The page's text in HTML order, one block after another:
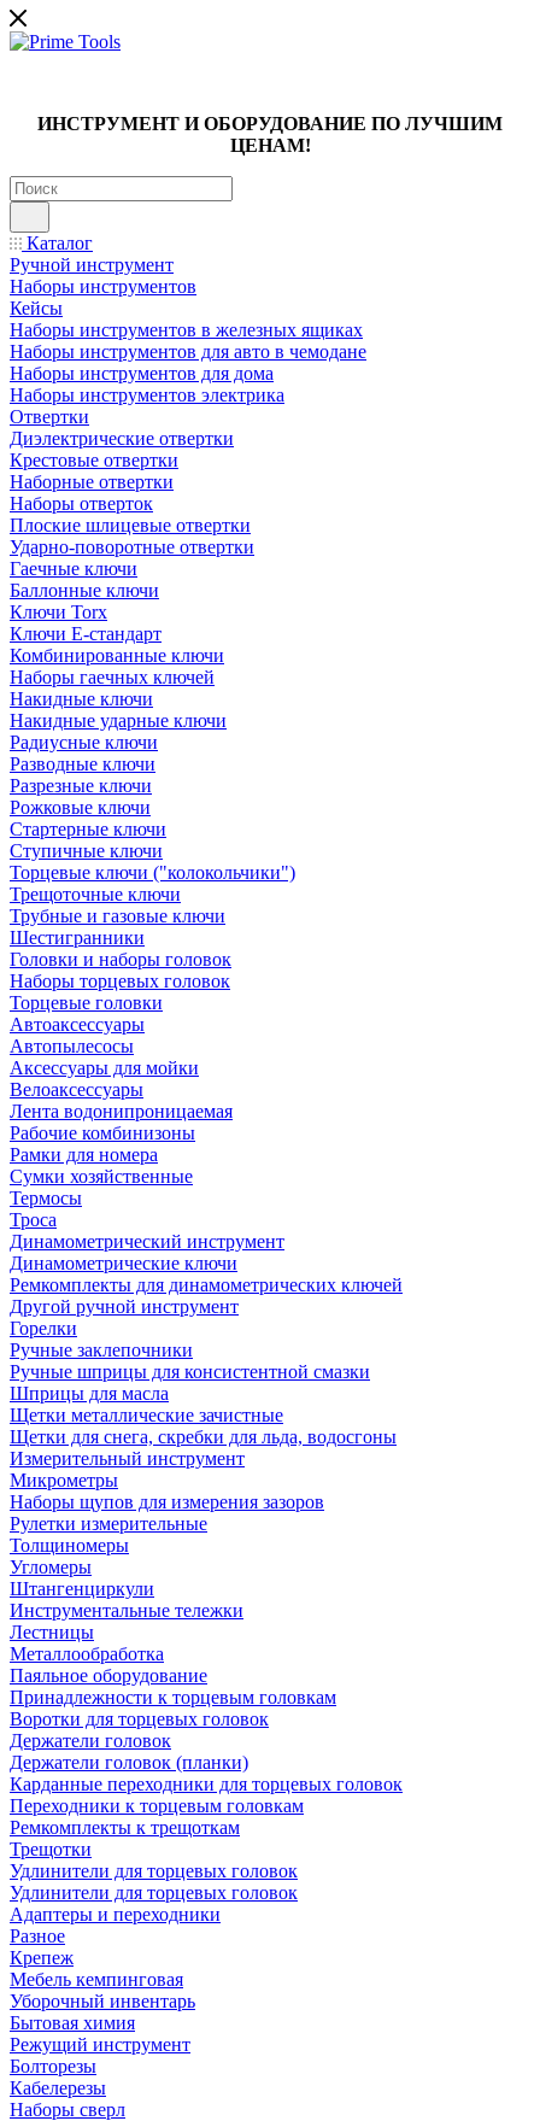
ИНСТРУМЕНТ И ОБОРУДОВАНИЕ ПО ЛУЧШИМ
ЦЕНАМ!
Каталог
Ручной инструмент
Наборы инструментов
Кейсы
Наборы инструментов в железных ящиках
Наборы инструментов для авто в чемодане
Наборы инструментов для дома
Наборы инструментов электрика
Отвертки
Диэлектрические отвертки
Крестовые отвертки
Наборные отвертки
Наборы отверток
Плоские шлицевые отвертки
Ударно-поворотные отвертки
Гаечные ключи
Баллонные ключи
Ключи Torx
Ключи Е-стандарт
Комбинированные ключи
Наборы гаечных ключей
Накидные ключи
Накидные ударные ключи
Радиусные ключи
Разводные ключи
Разрезные ключи
Рожковые ключи
Стартерные ключи
Ступичные ключи
Торцевые ключи ("колокольчики")
Трещоточные ключи
Трубные и газовые ключи
Шестигранники
Головки и наборы головок
Наборы торцевых головок
Торцевые головки
Автоаксессуары
Автопылесосы
Аксессуары для мойки
Велоаксессуары
Лента водонипроницаемая
Рабочие комбинизоны
Рамки для номера
Сумки хозяйственные
Термосы
Троса
Динамометрический инструмент
Динамометрические ключи
Ремкомплекты для динамометрических ключей
Другой ручной инструмент
Горелки
Ручные заклепочники
Ручные шприцы для консистентной смазки
Шприцы для масла
Щетки металлические зачистные
Щетки для снега, скребки для льда, водосгоны
Измерительный инструмент
Микрометры
Наборы щупов для измерения зазоров
Рулетки измерительные
Толщиномеры
Угломеры
Штангенциркули
Инструментальные тележки
Лестницы
Металлообработка
Паяльное оборудование
Принадлежности к торцевым головкам
Воротки для торцевых головок
Держатели головок
Держатели головок (планки)
Карданные переходники для торцевых головок
Переходники к торцевым головкам
Ремкомплекты к трещоткам
Трещотки
Удлинители для торцевых головок
Удлинители для торцевых головок
Адаптеры и переходники
Разное
Крепеж
Мебель кемпинговая
Уборочный инвентарь
Бытовая химия
Режущий инструмент
Болторезы
Кабелерезы
Наборы сверл